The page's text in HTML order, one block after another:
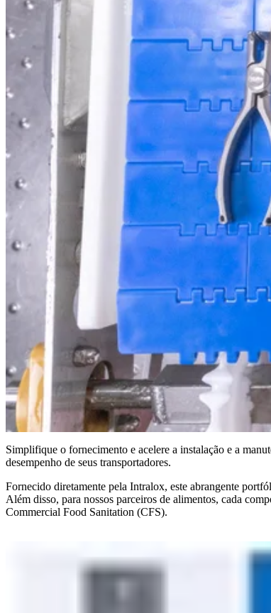
Simplifique o fornecimento e acelere a instalação e a
desempenho de seus transportadores.
Fornecido diretamente pela Intralox, este abrangente
Além disso, para nossos parceiros de alimentos, cada
Commercial Food Sanitation (CFS).